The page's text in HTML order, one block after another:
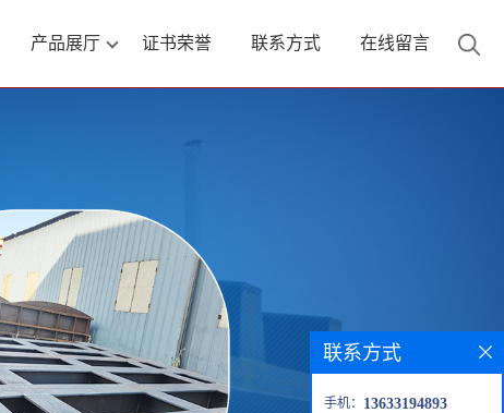
产品展厅 证书荣誉 联系方式 在线留言
联系方式
手机： 13633194893